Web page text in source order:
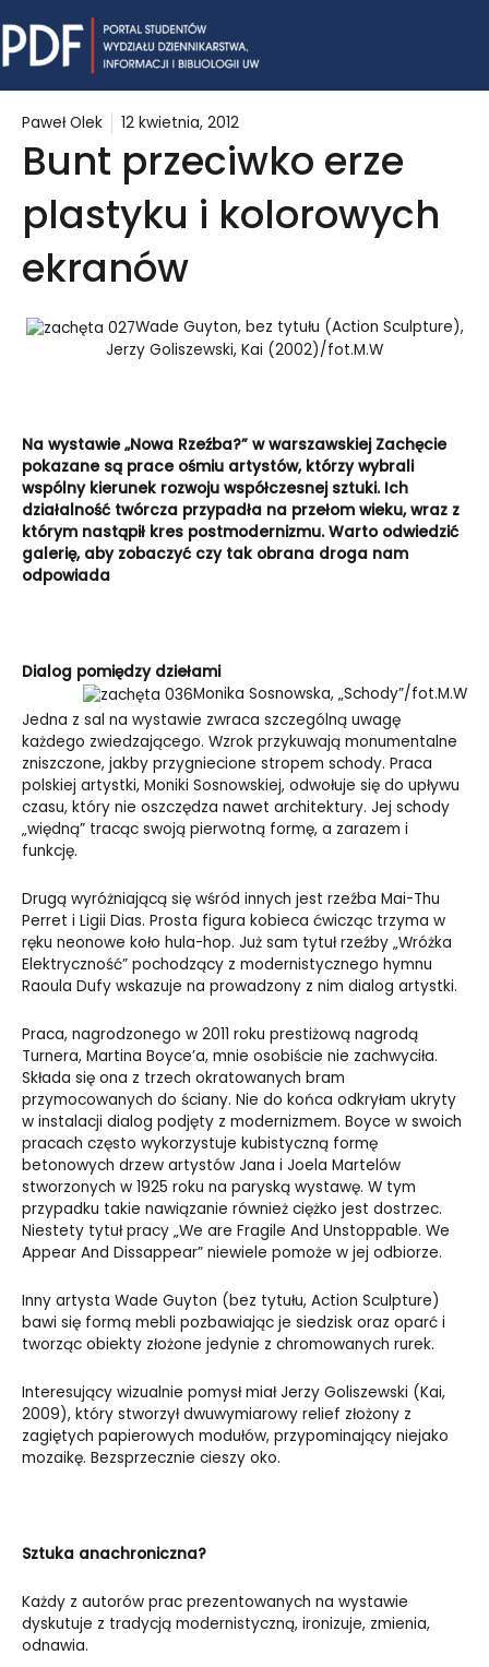
to
content
Paweł Olek 12 kwietnia, 2012
Bunt przeciwko erze
plastyku i kolorowych
ekranów
Wade Guyton, bez tytułu (Action Sculpture),
Jerzy Goliszewski, Kai (2002)/fot.M.W
Na wystawie „Nowa Rzeźba?” w warszawskiej Zachęcie
pokazane są prace ośmiu artystów, którzy wybrali
wspólny kierunek rozwoju współczesnej sztuki. Ich
działalność twórcza przypadła na przełom wieku, wraz z
którym nastąpił kres postmodernizmu. Warto odwiedzić
galerię, aby zobaczyć czy tak obrana droga nam
odpowiada
Dialog pomiędzy dziełami
Monika Sosnowska, „Schody”/fot.M.W
Jedna z sal na wystawie zwraca szczególną uwagę
każdego zwiedzającego. Wzrok przykuwają monumentalne
zniszczone, jakby przygniecione stropem schody. Praca
polskiej artystki, Moniki Sosnowskiej, odwołuje się do upływu
czasu, który nie oszczędza nawet architektury. Jej schody
„więdną” tracąc swoją pierwotną formę, a zarazem i
funkcję.
Drugą wyróżniającą się wśród innych jest rzeźba Mai-Thu
Perret i Ligii Dias. Prosta figura kobieca ćwicząc trzyma w
ręku neonowe koło hula-hop. Już sam tytuł rzeźby „Wróżka
Elektryczność” pochodzący z modernistycznego hymnu
Raoula Dufy wskazuje na prowadzony z nim dialog artystki.
Praca, nagrodzonego w 2011 roku prestiżową nagrodą
Turnera, Martina Boyce’a, mnie osobiście nie zachwyciła.
Składa się ona z trzech okratowanych bram
przymocowanych do ściany. Nie do końca odkryłam ukryty
w instalacji dialog podjęty z modernizmem. Boyce w swoich
pracach często wykorzystuje kubistyczną formę
betonowych drzew artystów Jana i Joela Martelów
stworzonych w 1925 roku na paryską wystawę. W tym
przypadku takie nawiązanie również ciężko jest dostrzec.
Niestety tytuł pracy „We are Fragile And Unstoppable. We
Appear And Dissappear” niewiele pomoże w jej odbiorze.
Inny artysta Wade Guyton (bez tytułu, Action Sculpture)
bawi się formą mebli pozbawiając je siedzisk oraz oparć i
tworząc obiekty złożone jedynie z chromowanych rurek.
Interesujący wizualnie pomysł miał Jerzy Goliszewski (Kai,
2009), który stworzył dwuwymiarowy relief złożony z
zagiętych papierowych modułów, przypominający niejako
mozaikę. Bezsprzecznie cieszy oko.
Sztuka anachroniczna?
Każdy z autorów prac prezentowanych na wystawie
dyskutuje z tradycją modernistyczną, ironizuje, zmienia,
odnawia.